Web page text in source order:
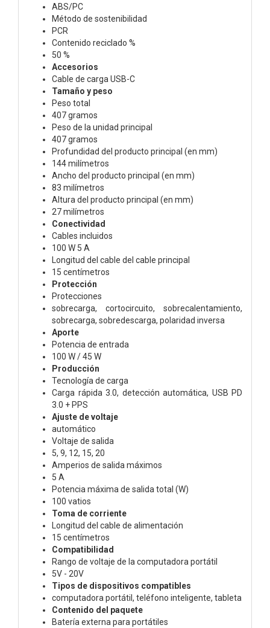
ABS/PC
Método de sostenibilidad
PCR
Contenido reciclado %
50 %
Accesorios
Cable de carga USB-C
Tamaño y peso
Peso total
407 gramos
Peso de la unidad principal
407 gramos
Profundidad del producto principal (en mm)
144 milímetros
Ancho del producto principal (en mm)
83 milímetros
Altura del producto principal (en mm)
27 milímetros
Conectividad
Cables incluidos
100 W 5 A
Longitud del cable del cable principal
15 centímetros
Protección
Protecciones
sobrecarga, cortocircuito, sobrecalentamiento,
sobrecarga, sobredescarga, polaridad inversa
Aporte
Potencia de entrada
100 W / 45 W
Producción
Tecnología de carga
Carga rápida 3.0, detección automática, USB PD
3.0 + PPS
Ajuste de voltaje
automático
Voltaje de salida
5, 9, 12, 15, 20
Amperios de salida máximos
5 A
Potencia máxima de salida total (W)
100 vatios
Toma de corriente
Longitud del cable de alimentación
15 centímetros
Compatibilidad
Rango de voltaje de la computadora portátil
5V - 20V
Tipos de dispositivos compatibles
computadora portátil, teléfono inteligente, tableta
Contenido del paquete
Batería externa para portátiles